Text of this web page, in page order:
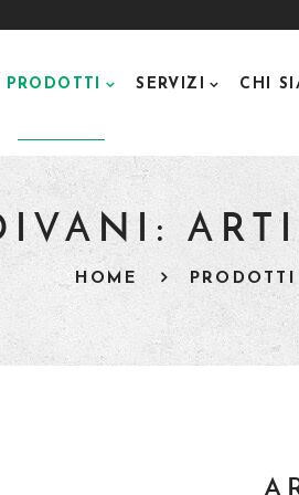
PRODOTTI SERVIZI CHI
HOME PRODOTTI